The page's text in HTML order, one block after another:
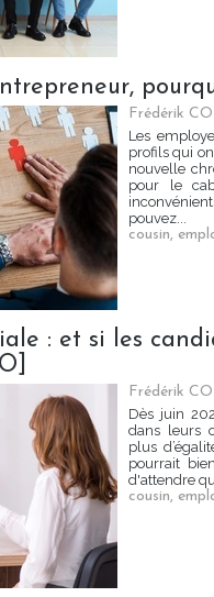
Frédérik
Les
profils qui
nouvelle
pour le
pouvez...
cousin,
: et si les
Frédérik
Dès juin
dans leurs
plus
pourrait
d'attendre
cousin,